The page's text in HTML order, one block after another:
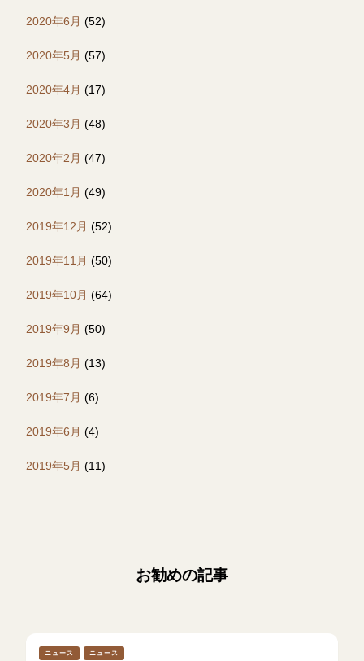
2020年6月 (52)
2020年5月 (57)
2020年4月 (17)
2020年3月 (48)
2020年2月 (47)
2020年1月 (49)
2019年12月 (52)
2019年11月 (50)
2019年10月 (64)
2019年9月 (50)
2019年8月 (13)
2019年7月 (6)
2019年6月 (4)
2019年5月 (11)
お勧めの記事
ニュース ニュース